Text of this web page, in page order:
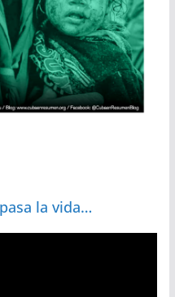
la vida…